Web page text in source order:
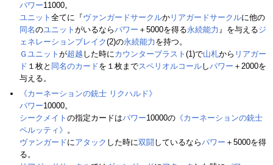
パワー11000。
ユニット 全てに『ヴァンガードサークルか リアガードサークルに他の
同名のユニット がいるならパワー ＋5000を得る永続能力 』を与えるジ
ェネレーションブレイク(2)の永続能力 を持つ。
Ｇユニット が超越 した時にカウンターブラスト (1)で山札から リアガー
ド １枚と 同名のカードを１枚までスペリオルコールしパワー ＋2000を
与える。
《カーネーションの銃士 リクハルド》
パワー10000。
シークメイト の指定カードはパワー10000の 《カーネーションの銃士
ペルッティ》 。
ヴァンガードにアタック した時に双闘 しているならパワー ＋5000を得
る。